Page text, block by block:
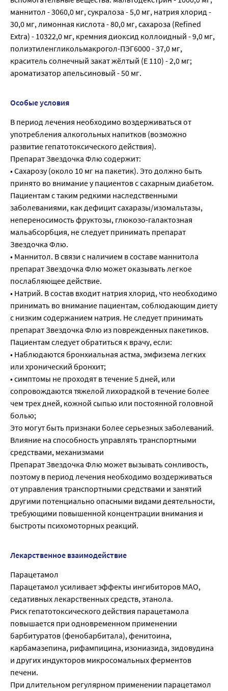
маннитол - 3060,0 мг, сукралоза - 5,0 мг, натрия хлорид -
30,0 мг, лимонная кислота - 80,0 мг, сахароза (Refined
Extra) - 10322,0 мг, кремния диоксид коллоидный - 9,0 мг,
полиэтиленгликольмакрогол-ПЭГ6000 - 37,0 мг,
краситель солнечный закат жёлтый (Е 110) - 2,0 мг;
ароматизатор апельсиновый - 50 мг.
Особые условия
В период лечения необходимо воздерживаться от
употребления алкогольных напитков (возможно
развитие гепатотоксического действия).
Препарат Звездочка Флю содержит:
• Сахарозу (около 10 мг на пакетик). Это должно быть
принято во внимание у пациентов с сахарным диабетом.
Пациентам с таким редкими наследственными
заболеваниями, как дефицит сахаразы/изомальтазы,
непереносимость фруктозы, глюкозо-галактозная
мальабсорбция, не следует принимать препарат
Звездочка Флю.
• Маннитол. В связи с наличием в составе маннитола
препарат Звездочка Флю может оказывать легкое
послабляющее действие.
• Натрий. В состав входит натрия хлорид, что необходимо
принимать во внимание пациентам, соблюдающим диету
с низким содержанием натрия. Не следует принимать
препарат Звездочка Флю из поврежденных пакетиков.
Пациентам следует обратиться к врачу, если:
• Наблюдаются бронхиальная астма, эмфизема легких
или хронический бронхит;
• симптомы не проходят в течение 5 дней, или
сопровождаются тяжелой лихорадкой в течение более
чем трех дней, кожной сыпью или постоянной головной
болью;
Это могут быть признаки более серьезных заболеваний.
Влияние на способность управлять транспортными
средствами, механизмами
Препарат Звездочка Флю может вызывать сонливость,
поэтому в период лечения необходимо воздерживаться
от управления транспортными средствами и занятий
другими потенциально опасными видами деятельности,
требующими повышенной концентрации внимания и
быстроты психомоторных реакций.
Лекарственное взаимодействие
Парацетамол
Парацетамол усиливает эффекты ингибиторов МАО,
седативных лекарственных средств, этанола.
Риск гепатотоксического действия парацетамола
повышается при одновременном применении
барбитуратов (фенобарбитала), фенитоина,
карбамазепина, рифампицина, изониазида, зидовудина
и других индукторов микросомальных ферментов
печени.
При длительном регулярном применении парацетамол